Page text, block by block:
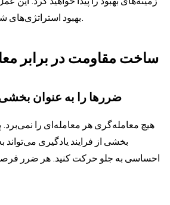
بهبود استراتژی‌های شما بسیار ارزشمند است.
ساخت مقاومت در برابر
۱. ضررها را به عنوان
هیچ معامله‌گری هر معامله‌ای را
بخشی از فرایند یادگیری می‌تواند
احساسی به جلو حرکت کنید. هر ضرر